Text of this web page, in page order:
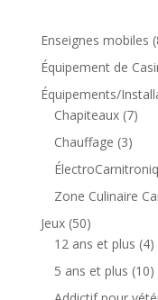
Enseignes mobiles
Équipement de
Équipements/
Chapiteaux 77
Chauffage 33
Zone Culinaire
Jeux 5050
produits
12 ans et plus 44
5 ans et plus 1010